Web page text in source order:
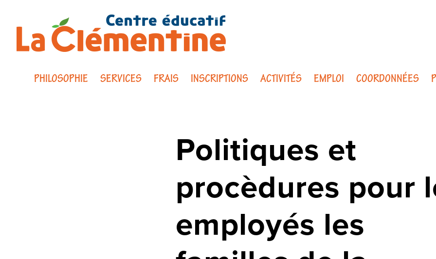
PHILOSOPHIE SERVICES FRAIS INSCRIPTIONS ACTIVITÉS EMPLOI COORDONNÉES
Politiques et
procèdures pour
employés les